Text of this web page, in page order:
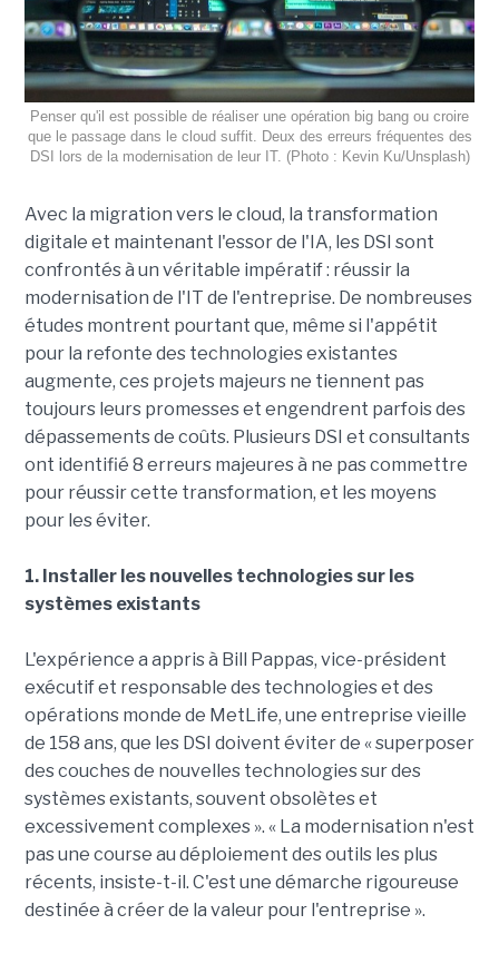
Penser qu'il est possible de réaliser une opération big bang ou croire
que le passage dans le cloud suffit. Deux des erreurs fréquentes des
DSI lors de la modernisation de leur IT. (Photo : Kevin Ku/Unsplash)
Avec la migration vers le cloud, la transformation
digitale et maintenant l'essor de l'IA, les DSI sont
confrontés à un véritable impératif : réussir la
modernisation de l'IT de l'entreprise. De nombreuses
études montrent pourtant que, même si l'appétit
pour la refonte des technologies existantes
augmente, ces projets majeurs ne tiennent pas
toujours leurs promesses et engendrent parfois des
dépassements de coûts. Plusieurs DSI et consultants
ont identifié 8 erreurs majeures à ne pas commettre
pour réussir cette transformation, et les moyens
pour les éviter.
1. Installer les nouvelles technologies sur les
systèmes existants
L'expérience a appris à Bill Pappas, vice-président
exécutif et responsable des technologies et des
opérations monde de MetLife, une entreprise vieille
de 158 ans, que les DSI doivent éviter de « superposer
des couches de nouvelles technologies sur des
systèmes existants, souvent obsolètes et
excessivement complexes ». « La modernisation n'est
pas une course au déploiement des outils les plus
récents, insiste-t-il. C'est une démarche rigoureuse
destinée à créer de la valeur pour l'entreprise ».